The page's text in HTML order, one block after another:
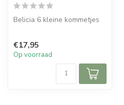
Belicia 6 kleine kommetjes
Diameter: 9 cm
Hoogte: 4,5 cm
€17,95
Op voorraad